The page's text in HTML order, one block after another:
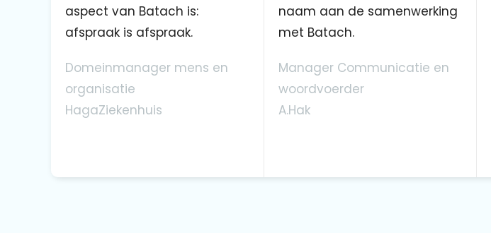
aspect van Batach is:
afspraak is afspraak.
Domeinmanager mens en
organisatie
HagaZiekenhuis
naam aan de samenwerking
met Batach.
Manager Communicatie en
woordvoerder
A.Hak